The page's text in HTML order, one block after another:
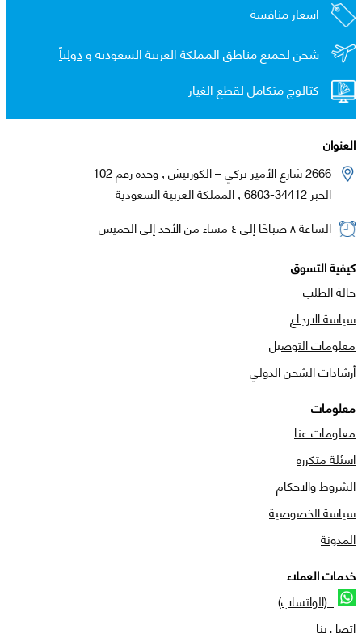
اسعار منافسة
شحن لجميع مناطق المملكة العربية السعوديه ودولياً
كتالوج متكامل لقطع الغيار
العنوان
2666 شارع الأمير تركي – الكورنيش , وحدة رقم 102
الخبر 34412-6803 , المملكة العربية السعودية
الساعة ٨ صباحًا إلى ٤ مساء من الأحد إلى الخميس
كيفية التسوق
حالة الطلب
سياسة الارجاع
معلومات التوصيل
أرشادات الشحن الدولي
معلومات
معلومات عنا
اسئلة متكرره
الشروط والاحكام
سياسة الخصوصية
المدونة
خدمات العملاء
(الواتساب)
اتصل بنا